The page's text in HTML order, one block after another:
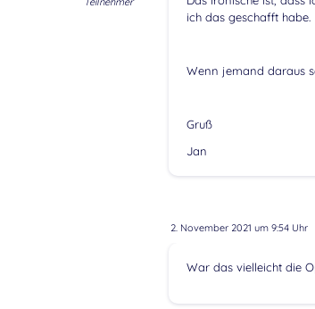
ich das geschafft habe.
Wenn jemand daraus
Gruß
Jan
2. November 2021 um 9:54 Uhr
War das vielleicht die